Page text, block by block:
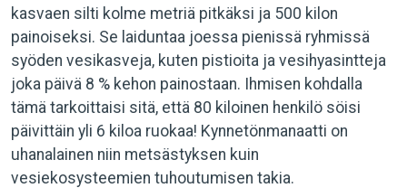
kasvaen silti kolme metriä pitkäksi ja 500 kilon
painoiseksi. Se laiduntaa joessa pienissä ryhmissä
syöden vesikasveja, kuten pistioita ja vesihyasintteja
joka päivä 8 % kehon painostaan. Ihmisen kohdalla
tämä tarkoittaisi sitä, että 80 kiloinen henkilö söisi
päivittäin yli 6 kiloa ruokaa! Kynnetönmanaatti on
uhanalainen niin metsästyksen kuin
vesiekosysteemien tuhoutumisen takia.